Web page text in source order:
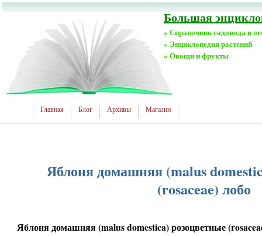
Большая
» Справочник садовода и
» Энциклопедия растений
» Овощи и фрукты
Главная Блог Архивы Магазин
Яблоня домашняя (malus
(rosaceae) лобо
Яблоня домашняя (malus domestica) розоцветные